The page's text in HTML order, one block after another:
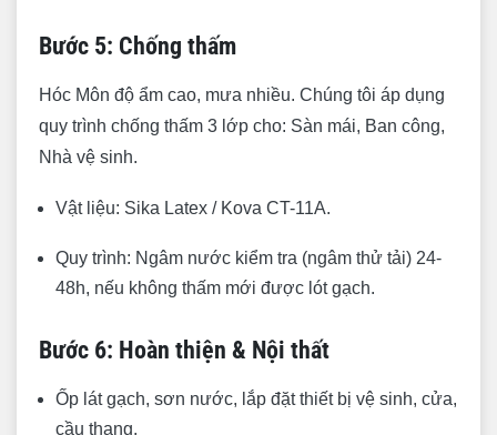
Bước 5: Chống thấm
Hóc Môn độ ẩm cao, mưa nhiều. Chúng tôi áp dụng
quy trình chống thấm 3 lớp cho: Sàn mái, Ban công,
Nhà vệ sinh.
Vật liệu: Sika Latex / Kova CT-11A.
Quy trình: Ngâm nước kiểm tra (ngâm thử tải) 24-
48h, nếu không thấm mới được lót gạch.
Bước 6: Hoàn thiện & Nội thất
Ốp lát gạch, sơn nước, lắp đặt thiết bị vệ sinh, cửa,
cầu thang.